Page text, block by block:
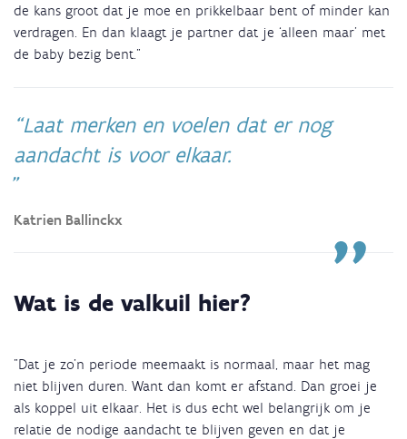
de kans groot dat je moe en prikkelbaar bent of minder kan
verdragen. En dan klaagt je partner dat je ‘alleen maar’ met
de baby bezig bent."
Laat merken en voelen dat er nog
aandacht is voor elkaar.
Katrien Ballinckx
Wat is de valkuil hier?
"Dat je zo’n periode meemaakt is normaal, maar het mag
niet blijven duren. Want dan komt er afstand. Dan groei je
als koppel uit elkaar. Het is dus echt wel belangrijk om je
relatie de nodige aandacht te blijven geven en dat je